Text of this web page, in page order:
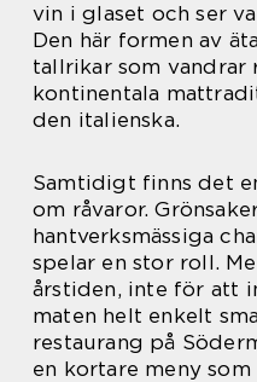
vin i glaset och ser
Den här formen av
tallrikar som vandrar
kontinentala
den italienska.
Samtidigt finns det
om råvaror.
hantverksmässiga
spelar en stor roll.
årstiden, inte för att
maten helt enkelt
restaurang på
en kortare meny